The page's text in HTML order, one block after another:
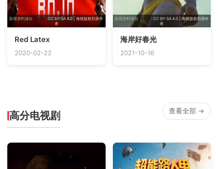
影视资料源自 TMDB · CC BY-SA 4.0 | 海报版权归原作
者
Red Latex
2020-02-22
影视资料源自 TMDB· CC BY-SA 4.0 | 海报版权归原作
者
海岸好春光
2021-10-16
高分电视剧 查看全部 →